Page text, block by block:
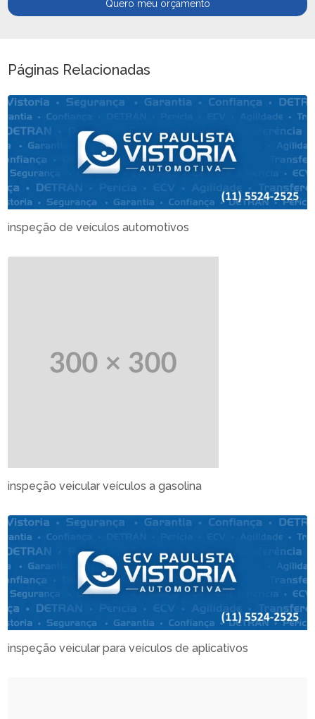
Quero meu orçamento
Páginas Relacionadas
inspeção de veículos automotivos
inspeção veicular veículos a gasolina
inspeção veicular para veículos de aplicativos